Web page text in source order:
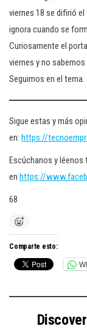
viernes 18 se difirió
ignora cuando se
Curiosamente el
viernes y no
Seguimos en el tema.
Sigue estas y más
en: https://
Escúchanos y léenos
en https://
68
Comparte esto: